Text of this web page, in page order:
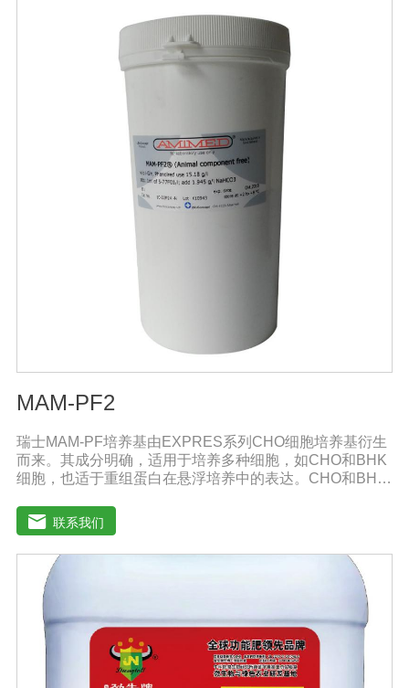
和国兽药典》2020版质量标准。规格：250ml/瓶保
存：-15℃―-20℃有效期：5年注意事项：1、解冻：采用
逐步解冻法（ -20℃→2-8℃→ 室温），可减少沉淀的产生
使血清质量不会受到影响。2、在 0℃ ~ 4℃状态下存放过
久会影响促细胞生长效果。
MAM-PF2
瑞士MAM-PF培养基由EXPRES系列CHO细胞培养基衍生
而来。其成分明确，适用于培养多种细胞，如CHO和BHK
细胞，也适于重组蛋白在悬浮培养中的表达。CHO和BHK
列培养基不含L-谷氨酰胺以避免因L-谷氨酰胺降解和胺积累
带来的不利影响。MAM-PF培养基可添加极少量的酚红或
不添加。无血清培养基比需添加血清的培养基高级，它有
助于表达产物的纯化和后续处理。多数市场上出售的无血
清培养基含有多种成分不明确蛋白和（或）蛋白水解产
物。因此成分完全明确的培养基和市场上其他添加血清的
培养基以及无血清培养基相比具有巨大的技术优势。从风
险控制的角度来看，不含动物蛋白的培养基也极受欢迎，
同时它还可以避免动物性原料短缺和不稳定带来的影响。
MAM-PF1、MAM-PF2、MAM-PF7d 和MAM-PF7e,MAM-
联系我们